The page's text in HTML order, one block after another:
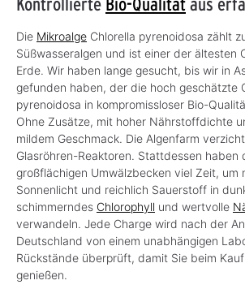
Die Mikroalge Chlorella pyrenoidosa zählt
Süßwasseralgen und ist einer der ältesten
Erde. Wir haben lange gesucht, bis wir in
gefunden haben, der die hoch geschätzte
pyrenoidosa in kompromissloser Bio-
Ohne Zusätze, mit hoher Nährstoffdichte
mildem Geschmack. Die Algenfarm
Glasröhren-Reaktoren. Stattdessen haben
großflächigen Umwälzbecken viel Zeit, um
Sonnenlicht und reichlich Sauerstoff in
schimmerndes Chlorophyll und wertvolle
verwandeln. Jede Charge wird nach der
Deutschland von einem unabhängigen
Rückstände überprüft, damit Sie beim
genießen.